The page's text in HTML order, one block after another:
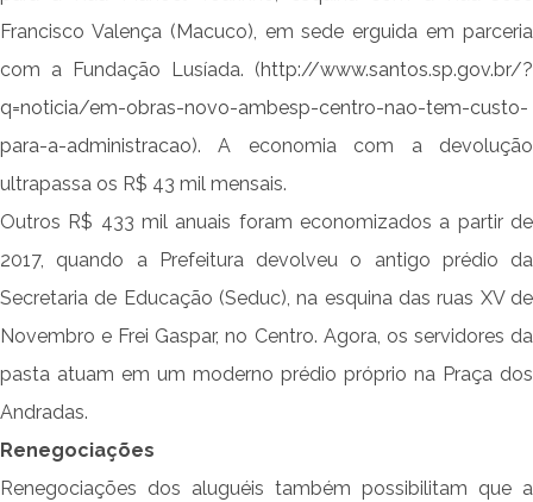
Francisco Valença (Macuco), em sede erguida em parceria
com a Fundação Lusíada. (http://www.santos.sp.gov.br/?
q=noticia/em-obras-novo-ambesp-centro-nao-tem-custo-
para-a-administracao). A economia com a devolução
ultrapassa os R$ 43 mil mensais.
Outros R$ 433 mil anuais foram economizados a partir de
2017, quando a Prefeitura devolveu o antigo prédio da
Secretaria de Educação (Seduc), na esquina das ruas XV de
Novembro e Frei Gaspar, no Centro. Agora, os servidores da
pasta atuam em um moderno prédio próprio na Praça dos
Andradas.
Renegociações
Renegociações dos aluguéis também possibilitam que a